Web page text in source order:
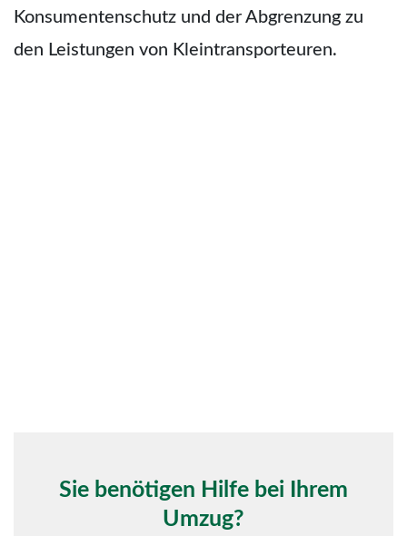
Konsumentenschutz und der Abgrenzung zu
den Leistungen von Kleintransporteuren.
Sie benötigen Hilfe bei Ihrem
Umzug?